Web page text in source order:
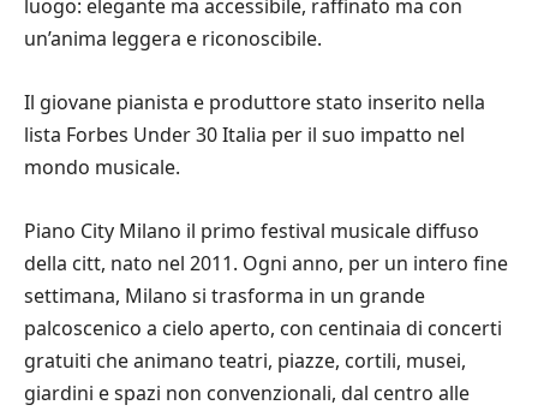
luogo: elegante ma accessibile, raffinato ma con
un’anima leggera e riconoscibile.
Il giovane pianista e produttore stato inserito nella
lista Forbes Under 30 Italia per il suo impatto nel
mondo musicale.
Piano City Milano il primo festival musicale diffuso
della citt, nato nel 2011. Ogni anno, per un intero fine
settimana, Milano si trasforma in un grande
palcoscenico a cielo aperto, con centinaia di concerti
gratuiti che animano teatri, piazze, cortili, musei,
giardini e spazi non convenzionali, dal centro alle